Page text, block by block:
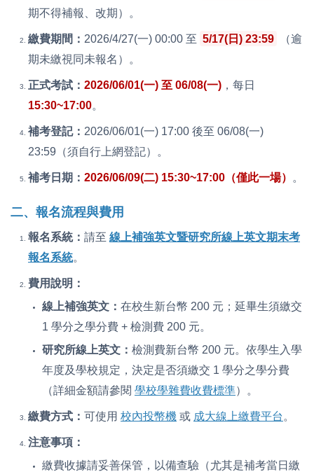
期不得補報、改期）。
繳費期間： 2026/4/27(一) 00:00 至 5/17(日) 23:59
（逾
期未繳視同未報名）。
正式考試： 2026/06/01(一) 至 06/08(一) ，每日
15:30~17:00。
補考登記： 2026/06/01(一) 17:00 後至 06/08(一)
23:59（須自行上網登記）。
補考日期： 2026/06/09(二) 15:30~17:00（僅此一場） 。
二、報名流程與費用
報名系統： 請至 線上補強英文暨研究所線上英文期末考
報名系統。
費用說明：
線上補強英文： 在校生新台幣 200 元；延畢生須繳交
1 學分之學分費 + 檢測費 200 元。
研究所線上英文： 檢測費新台幣 200 元。依學生入學
年度及學校規定，決定是否須繳交 1 學分之學分費
（詳細金額請參閱 學校學雜費收費標準）。
繳費方式： 可使用 校內投幣機 或 成大線上繳費平台 。
注意事項：
繳費收據請妥善保管，以備查驗（尤其是補考當日繳